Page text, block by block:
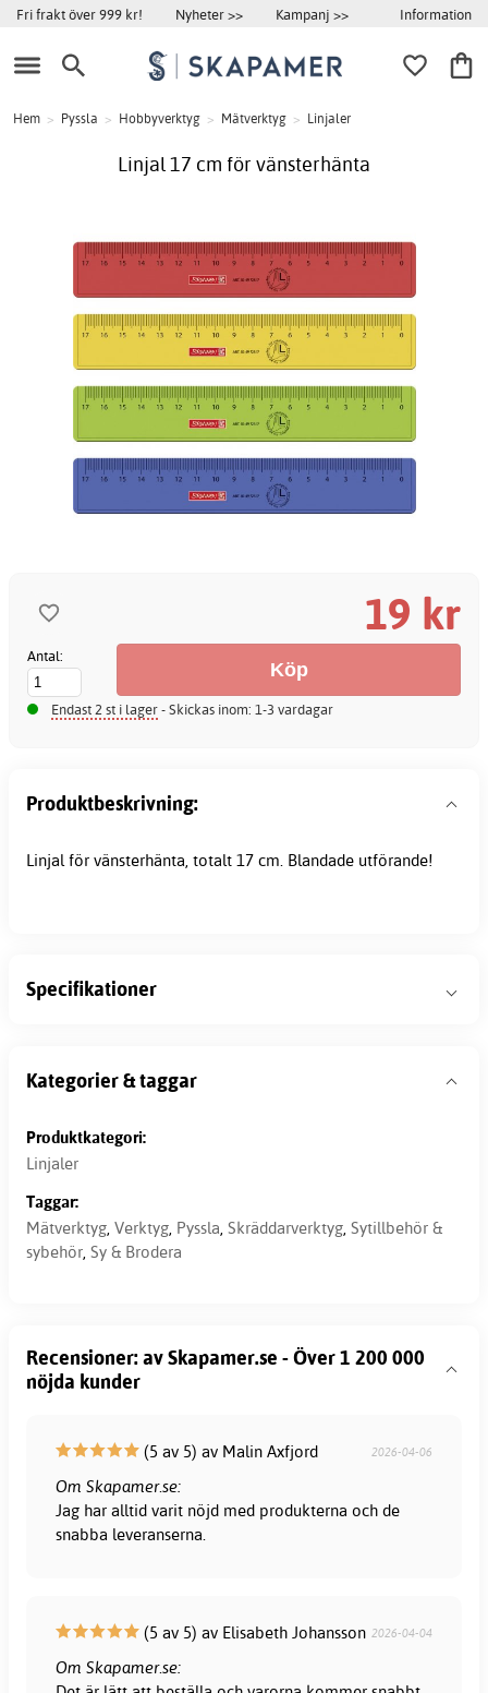
Fri frakt över 999 kr! Nyheter >> Kampanj >> Information
Hem > Pyssla > Hobbyverktyg > Mätverktyg > Linjaler
Linjal 17 cm för vänsterhänta
19 kr
Antal:
Endast 2 st i lager- Skickas inom: 1-3 vardagar
Produktbeskrivning:
Linjal för vänsterhänta, totalt 17 cm. Blandade utförande!
Specifikationer
Kategorier & taggar
Produktkategori:
Linjaler
Taggar:
Mätverktyg, Verktyg, Pyssla, Skräddarverktyg, Sytillbehör &
sybehör, Sy & Brodera
Recensioner: av Skapamer.se - Över 1 200 000
nöjda kunder
(5 av 5) av Malin Axfjord 2026-04-06
Om Skapamer.se:
Jag har alltid varit nöjd med produkterna och de
snabba leveranserna.
(5 av 5) av Elisabeth Johansson 2026-04-04
Om Skapamer.se: